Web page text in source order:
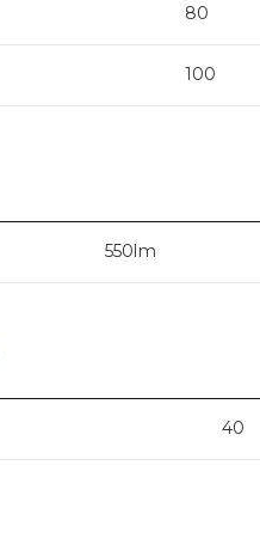
80
100
550lm
40